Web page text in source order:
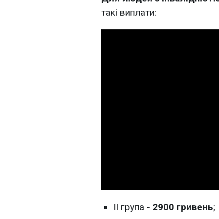
такі виплати:
II група - 2900 гривень;